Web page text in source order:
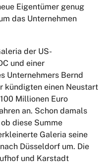
Eigentümer genug
das Unternehmen
der US-
und einer
Unternehmers Bernd
kündigten einen Neustart
Millionen Euro
an. Schon damals
diese Summe
Galeria seine
Düsseldorf um. Die
und Karstadt